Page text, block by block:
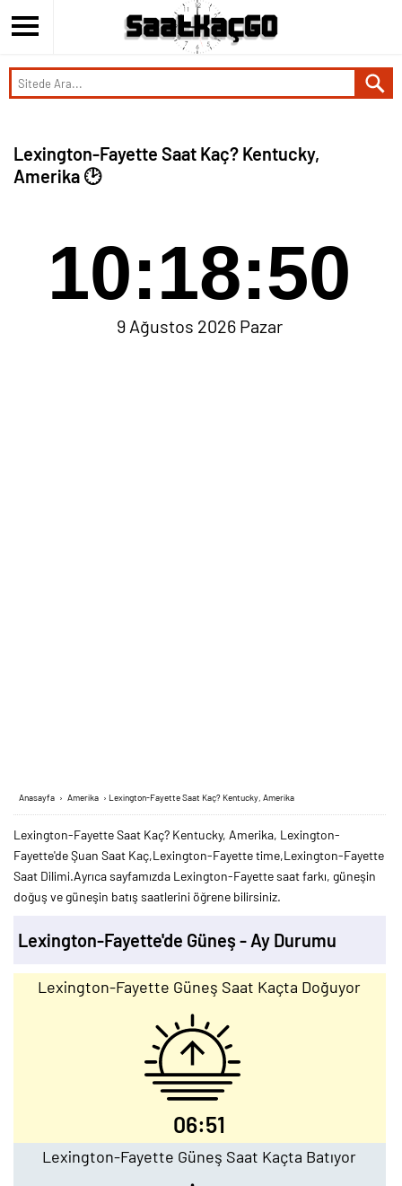
Lexington-Fayette Saat Kaç? Kentucky,
Amerika 🕑
10:18:50
9 Ağustos 2026 Pazar
Anasayfa › Amerika › Lexington-Fayette Saat Kaç? Kentucky, Amerika
Lexington-Fayette Saat Kaç? Kentucky, Amerika, Lexington-
Fayette'de Şuan Saat Kaç,Lexington-Fayette time,Lexington-Fayette
Saat Dilimi.Ayrıca sayfamızda Lexington-Fayette saat farkı, güneşin
doğuş ve güneşin batış saatlerini öğrene bilirsiniz.
Lexington-Fayette'de Güneş - Ay Durumu
Lexington-Fayette Güneş Saat Kaçta Doğuyor
06:51
Lexington-Fayette Güneş Saat Kaçta Batıyor